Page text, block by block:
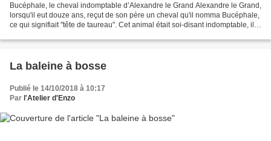
Bucéphale, le cheval indomptable d’Alexandre le Grand Alexandre le Grand,
lorsqu'il eut douze ans, reçut de son père un cheval qu'il nomma Bucéphale,
ce qui signifiait "tête de taureau". Cet animal était soi-disant indomptable, il
La baleine à bosse
Publié le 14/10/2018 à 10:17
Par l'Atelier d'Enzo